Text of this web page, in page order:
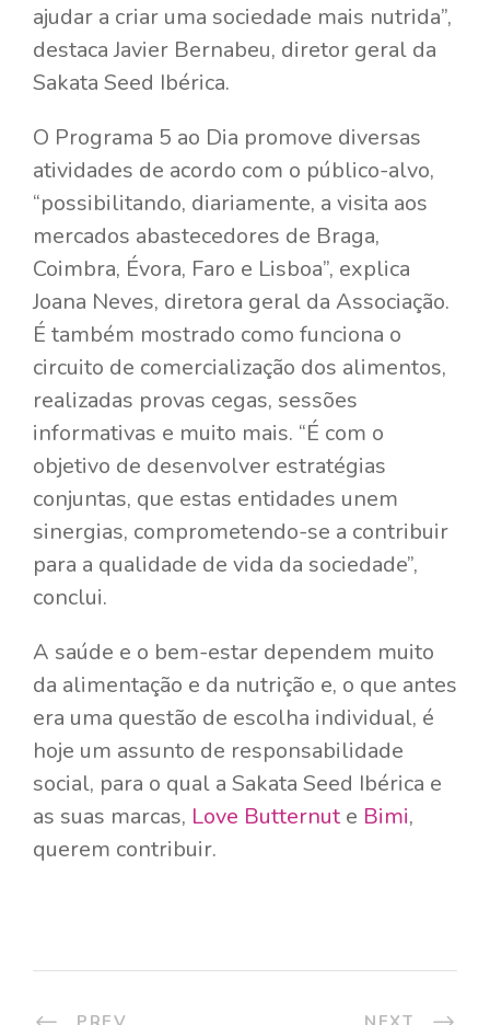
ajudar a criar uma sociedade mais nutrida”,
destaca Javier Bernabeu, diretor geral da
Sakata Seed Ibérica.
O Programa 5 ao Dia promove diversas
atividades de acordo com o público-alvo,
“possibilitando, diariamente, a visita aos
mercados abastecedores de Braga,
Coimbra, Évora, Faro e Lisboa”, explica
Joana Neves, diretora geral da Associação.
É também mostrado como funciona o
circuito de comercialização dos alimentos,
realizadas provas cegas, sessões
informativas e muito mais. “É com o
objetivo de desenvolver estratégias
conjuntas, que estas entidades unem
sinergias, comprometendo-se a contribuir
para a qualidade de vida da sociedade”,
conclui.
A saúde e o bem-estar dependem muito
da alimentação e da nutrição e, o que antes
era uma questão de escolha individual, é
hoje um assunto de responsabilidade
social, para o qual a Sakata Seed Ibérica e
as suas marcas, Love Butternut e Bimi,
querem contribuir.